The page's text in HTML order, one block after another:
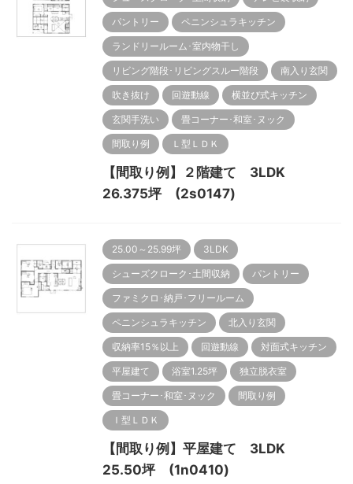
パントリー ペニンシュラキッチン
ランドリールーム･室内物干し
リビング階段･リビングスルー階段 南入り玄関
吹き抜け 回遊動線 横並び式キッチン
玄関手洗い 畳コーナー･和室･ヌック
間取り例 Ｌ型ＬＤＫ
【間取り例】２階建て 3LDK
26.375坪 (2s0147)
25.00～25.99坪 3LDK
シューズクローク･土間収納 パントリー
ファミクロ･納戸･フリールーム
ペニンシュラキッチン 北入り玄関
収納率15％以上 回遊動線 対面式キッチン
平屋建て 浴室1.25坪 独立脱衣室
畳コーナー･和室･ヌック 間取り例
Ｉ型ＬＤＫ
【間取り例】平屋建て 3LDK
25.50坪 (1n0410)